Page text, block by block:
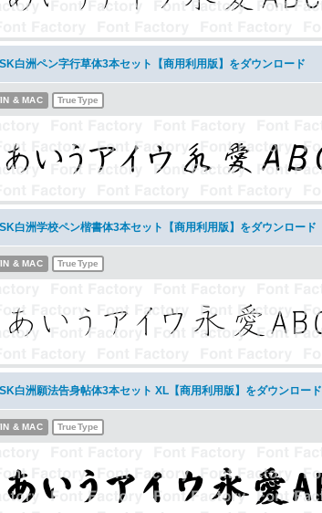
白洲ペン字行草体3本セット【商用利用版】をダウンロード
& MAC TrueType
白洲学校ペン楷書体3本セット【商用利用版】をダウンロード
& MAC TrueType
白洲願法告身帖体3本セット XL【商用利用版】をダウンロード
& MAC TrueType